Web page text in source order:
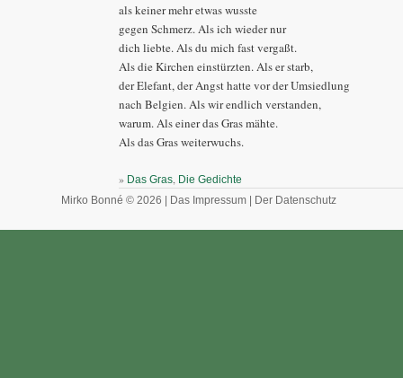
als keiner mehr etwas wusste
gegen Schmerz. Als ich wieder nur
dich liebte. Als du mich fast vergaßt.
Als die Kirchen einstürzten. Als er starb,
der Elefant, der Angst hatte vor der Umsiedlung
nach Belgien. Als wir endlich verstanden,
warum. Als einer das Gras mähte.
Als das Gras weiterwuchs.
» Das Gras Die Gedichte
Mirko Bonné © 2026 | Das Impressum | Der Datenschutz